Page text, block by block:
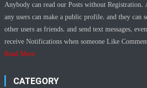
Anybody can read our Posts without Registration.
any users can make a public profile. and they can
other users as friends. and send text messages,
receive Notifications when someone Like
Read More
CATEGORY